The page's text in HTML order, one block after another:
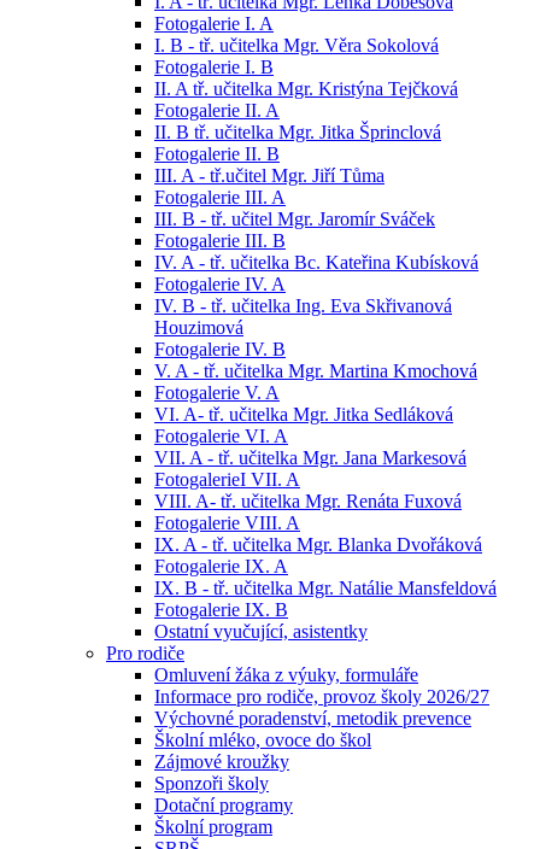
Fotogalerie I. A
I. B - tř. učitelka Mgr. Věra Sokolová
Fotogalerie I. B
II. A tř. učitelka Mgr. Kristýna Tejčková
Fotogalerie II. A
II. B tř. učitelka Mgr. Jitka Šprinclová
Fotogalerie II. B
III. A - tř.učitel Mgr. Jiří Tůma
Fotogalerie III. A
III. B - tř. učitel Mgr. Jaromír Sváček
Fotogalerie III. B
IV. A - tř. učitelka Bc. Kateřina Kubísková
Fotogalerie IV. A
IV. B - tř. učitelka Ing. Eva Skřivanová
Houzimová
Fotogalerie IV. B
V. A - tř. učitelka Mgr. Martina Kmochová
Fotogalerie V. A
VI. A- tř. učitelka Mgr. Jitka Sedláková
Fotogalerie VI. A
VII. A - tř. učitelka Mgr. Jana Markesová
FotogalerieI VII. A
VIII. A- tř. učitelka Mgr. Renáta Fuxová
Fotogalerie VIII. A
IX. A - tř. učitelka Mgr. Blanka Dvořáková
Fotogalerie IX. A
IX. B - tř. učitelka Mgr. Natálie Mansfeldová
Fotogalerie IX. B
Ostatní vyučující, asistentky
Pro rodiče
Omluvení žáka z výuky, formuláře
Informace pro rodiče, provoz školy 2026/27
Výchovné poradenství, metodik prevence
Školní mléko, ovoce do škol
Zájmové kroužky
Sponzoři školy
Dotační programy
Školní program